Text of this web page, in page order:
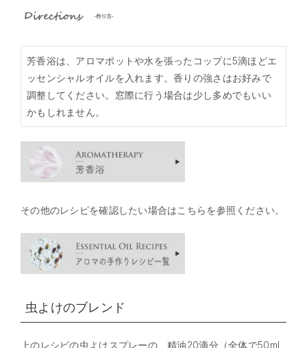
芳香浴は、アロマポットや水を張ったコップに5滴ほどエ
ッセンシャルオイルを入れます。香りの強さはお好みで
調整してください。窓際に行う場合は少し多めでもいい
かもしれません。
その他のレシピを確認したい場合はこちらを参照ください。
虫よけのブレンド
上のレシピの虫よけスプレーの、精油20滴分（全体で50ml